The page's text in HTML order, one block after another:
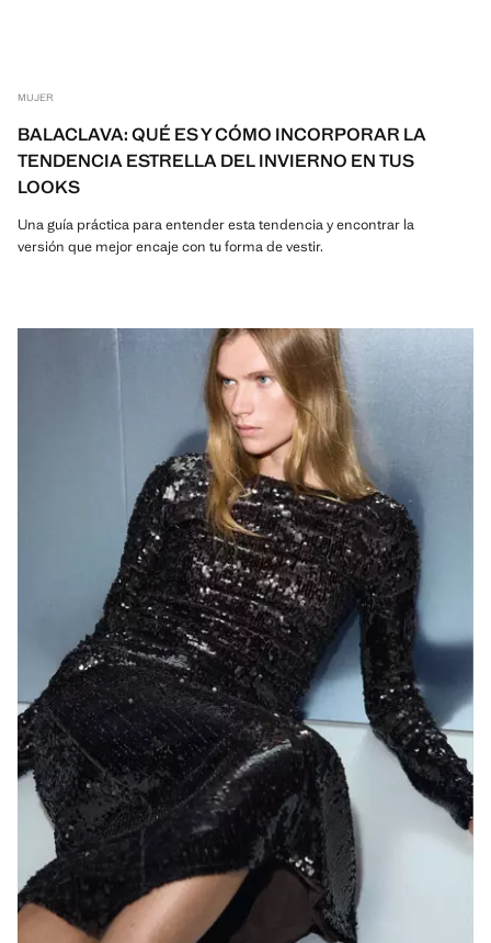
MUJER
BALACLAVA: QUÉ ES Y CÓMO INCORPORAR LA
TENDENCIA ESTRELLA DEL INVIERNO EN TUS
LOOKS
Una guía práctica para entender esta tendencia y encontrar la
versión que mejor encaje con tu forma de vestir.